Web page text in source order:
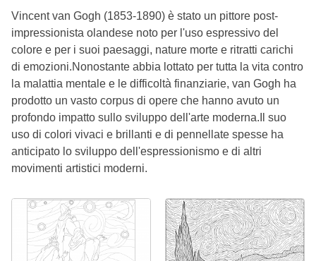
Vincent van Gogh (1853-1890) è stato un pittore post-
impressionista olandese noto per l'uso espressivo del
colore e per i suoi paesaggi, nature morte e ritratti carichi
di emozioni.Nonostante abbia lottato per tutta la vita contro
la malattia mentale e le difficoltà finanziarie, van Gogh ha
prodotto un vasto corpus di opere che hanno avuto un
profondo impatto sullo sviluppo dell'arte moderna.Il suo
uso di colori vivaci e brillanti e di pennellate spesse ha
anticipato lo sviluppo dell'espressionismo e di altri
movimenti artistici moderni.